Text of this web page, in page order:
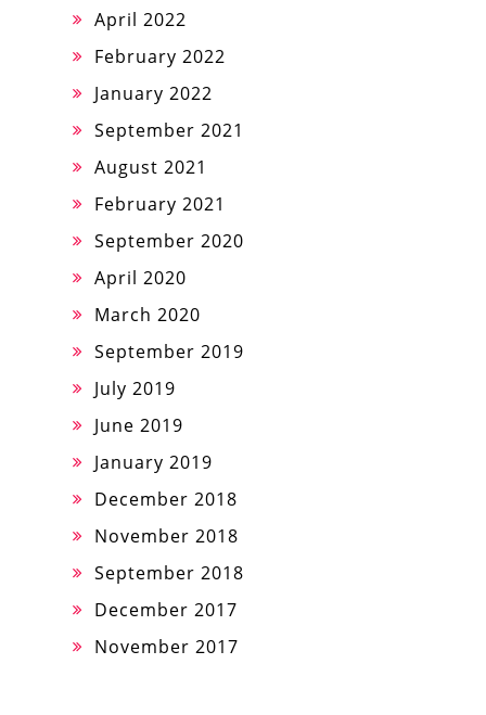
April 2022
February 2022
January 2022
September 2021
August 2021
February 2021
September 2020
April 2020
March 2020
September 2019
July 2019
June 2019
January 2019
December 2018
November 2018
September 2018
December 2017
November 2017